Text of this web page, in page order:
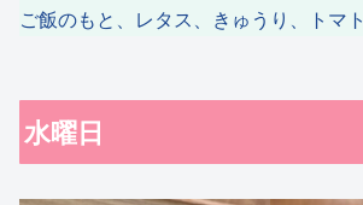
ご飯のもと、レタス、きゅうり、トマト
水曜日